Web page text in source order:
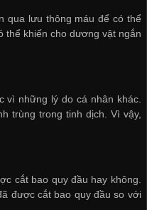
qua lưu thông máu để có thể
thể khiến cho dương vật ngắn
vì những lý do cá nhân khác.
trùng trong tinh dịch. Vì vậy,
cắt bao quy đầu hay không.
được cắt bao quy đầu so với